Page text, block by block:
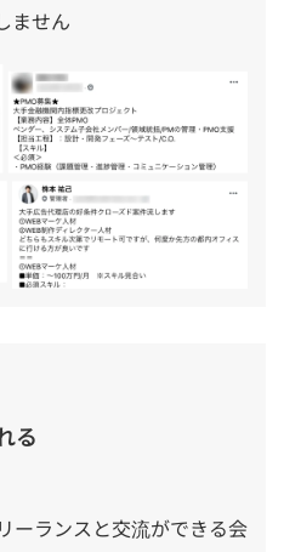
ません
る
ーランスと交流ができる会